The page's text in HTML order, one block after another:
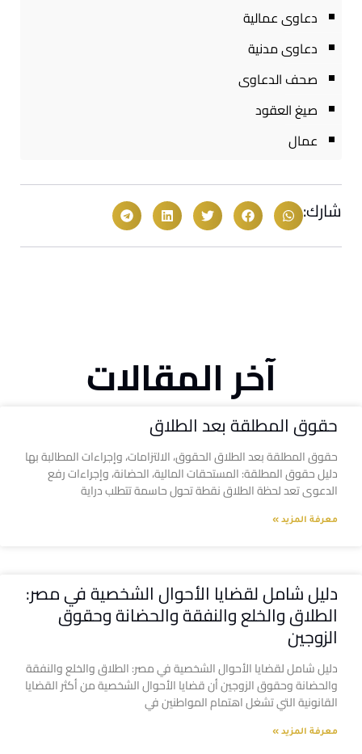
دعاوى عمالية
دعاوى مدنية
صحف الدعاوى
صيغ العقود
عمال
شارك:
آخر المقالات
حقوق المطلقة بعد الطلاق
حقوق المطلقة بعد الطلاق الحقوق، الالتزامات، وإجراءات المطالبة بها
دليل حقوق المطلقة: المستحقات المالية، الحضانة، وإجراءات رفع
الدعوى تعد لحظة الطلاق نقطة تحول حاسمة تتطلب دراية
معرفة المزيد »
دليل شامل لقضايا الأحوال الشخصية في مصر:
الطلاق والخلع والنفقة والحضانة وحقوق
الزوجين
دليل شامل لقضايا الأحوال الشخصية في مصر: الطلاق والخلع والنفقة
والحضانة وحقوق الزوجين أن قضايا الأحوال الشخصية من أكثر القضايا
القانونية التي تشغل اهتمام المواطنين في
معرفة المزيد »